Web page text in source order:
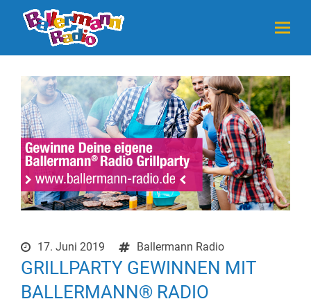
17. Juni 2019 Ballermann Radio
GRILLPARTY GEWINNEN MIT
BALLERMANN® RADIO